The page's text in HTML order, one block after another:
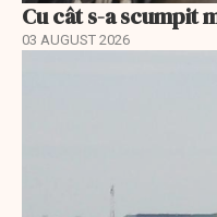
Cu cât s-a scumpit
03 AUGUST 2026